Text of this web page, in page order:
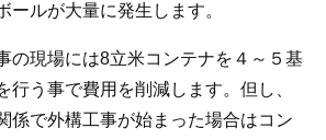
ールが大量に発生します。
の現場には8立米コンテナを４～５基
行う事で費用を削減します。但し、
係で外構工事が始まった場合はコン